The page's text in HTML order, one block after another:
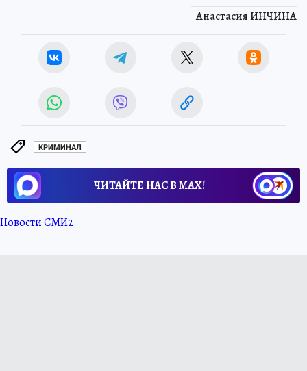
Анастасия ИНЧИНА
КРИМИНАЛ
ЧИТАЙТЕ НАС В МАХ!
Новости СМИ2